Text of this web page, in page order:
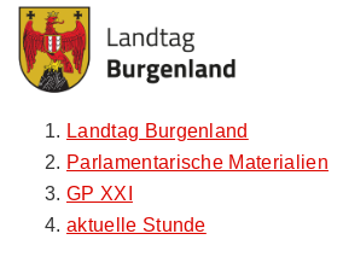
Zum Inhalt
Zum Menü
Zur Suche
Landtag Burgenland
Parlamentarische Materialien
GP XXI
aktuelle Stunde